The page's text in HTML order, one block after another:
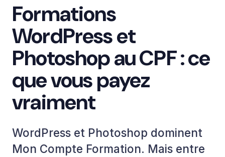
Formations
WordPress et
Photoshop au CPF : ce
que vous payez
vraiment
WordPress et Photoshop dominent
Mon Compte Formation. Mais entre